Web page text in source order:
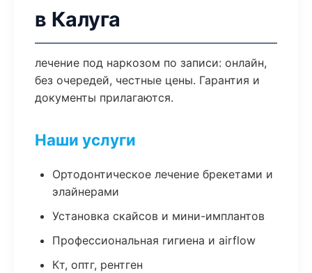
в Калуга
лечение под наркозом по записи: онлайн,
без очередей, честные цены. Гарантия и
документы прилагаются.
Наши услуги
Ортодонтическое лечение брекетами и
элайнерами
Установка скайсов и мини-имплантов
Профессиональная гигиена и airflow
Кт, оптг, рентген